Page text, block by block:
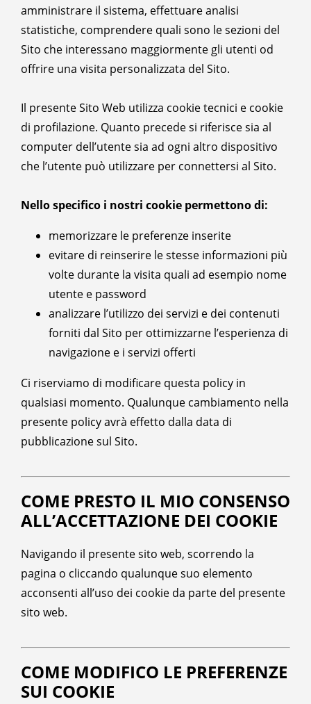
amministrare il sistema, effettuare analisi
statistiche, comprendere quali sono le sezioni del
Sito che interessano maggiormente gli utenti od
offrire una visita personalizzata del Sito.
Il presente Sito Web utilizza cookie tecnici e cookie
di profilazione. Quanto precede si riferisce sia al
computer dell’utente sia ad ogni altro dispositivo
che l’utente può utilizzare per connettersi al Sito.
Nello specifico i nostri cookie permettono di:
memorizzare le preferenze inserite
evitare di reinserire le stesse informazioni più
volte durante la visita quali ad esempio nome
utente e password
analizzare l’utilizzo dei servizi e dei contenuti
forniti dal Sito per ottimizzarne l’esperienza di
navigazione e i servizi offerti
Ci riserviamo di modificare questa policy in
qualsiasi momento. Qualunque cambiamento nella
presente policy avrà effetto dalla data di
pubblicazione sul Sito.
COME PRESTO IL MIO CONSENSO
ALL’ACCETTAZIONE DEI COOKIE
Navigando il presente sito web, scorrendo la
pagina o cliccando qualunque suo elemento
acconsenti all’uso dei cookie da parte del presente
sito web.
COME MODIFICO LE PREFERENZE
SUI COOKIE